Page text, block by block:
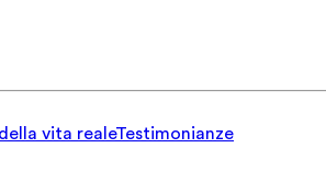
vita realeTestimonianze